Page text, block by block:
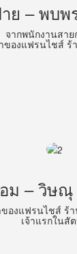
ย – พบพ
จากพนักงานสา
ของแฟรนไชส์ ร้
ม – วิษณุ
ของแฟรนไชส์ ร้
เจ้าแรกในสั